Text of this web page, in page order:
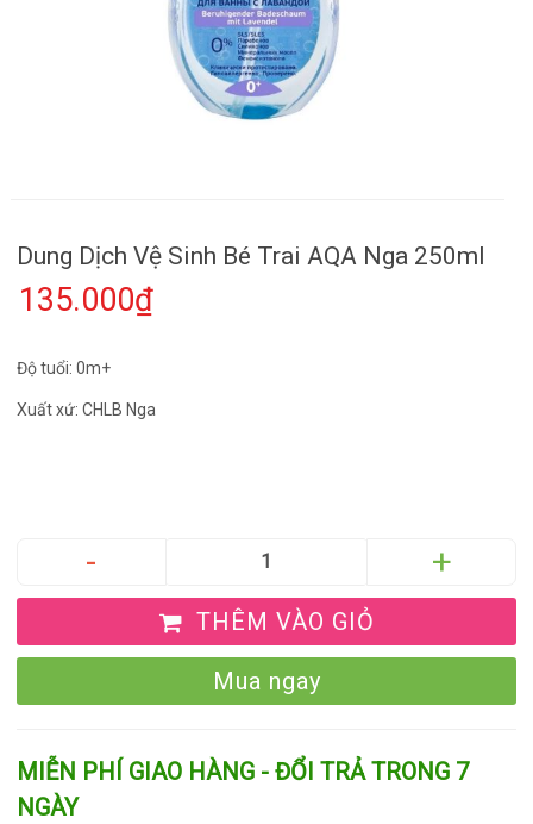
Dung Dịch Vệ Sinh Bé Trai AQA Nga 250ml
135.000₫
Độ tuổi: 0m+
Xuất xứ: CHLB Nga
THÊM VÀO GIỎ
Mua ngay
MIỄN PHÍ GIAO HÀNG - ĐỔI TRẢ TRONG 7
NGÀY